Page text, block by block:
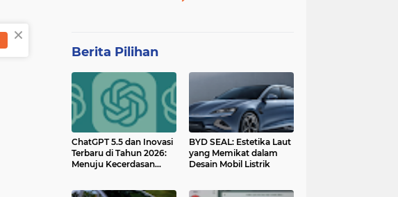
Berita Pilihan
ChatGPT 5.5 dan Inovasi
Terbaru di Tahun 2026:
Menuju Kecerdasan
BYD SEAL: Estetika Laut
yang Memikat dalam
Desain Mobil Listrik
×